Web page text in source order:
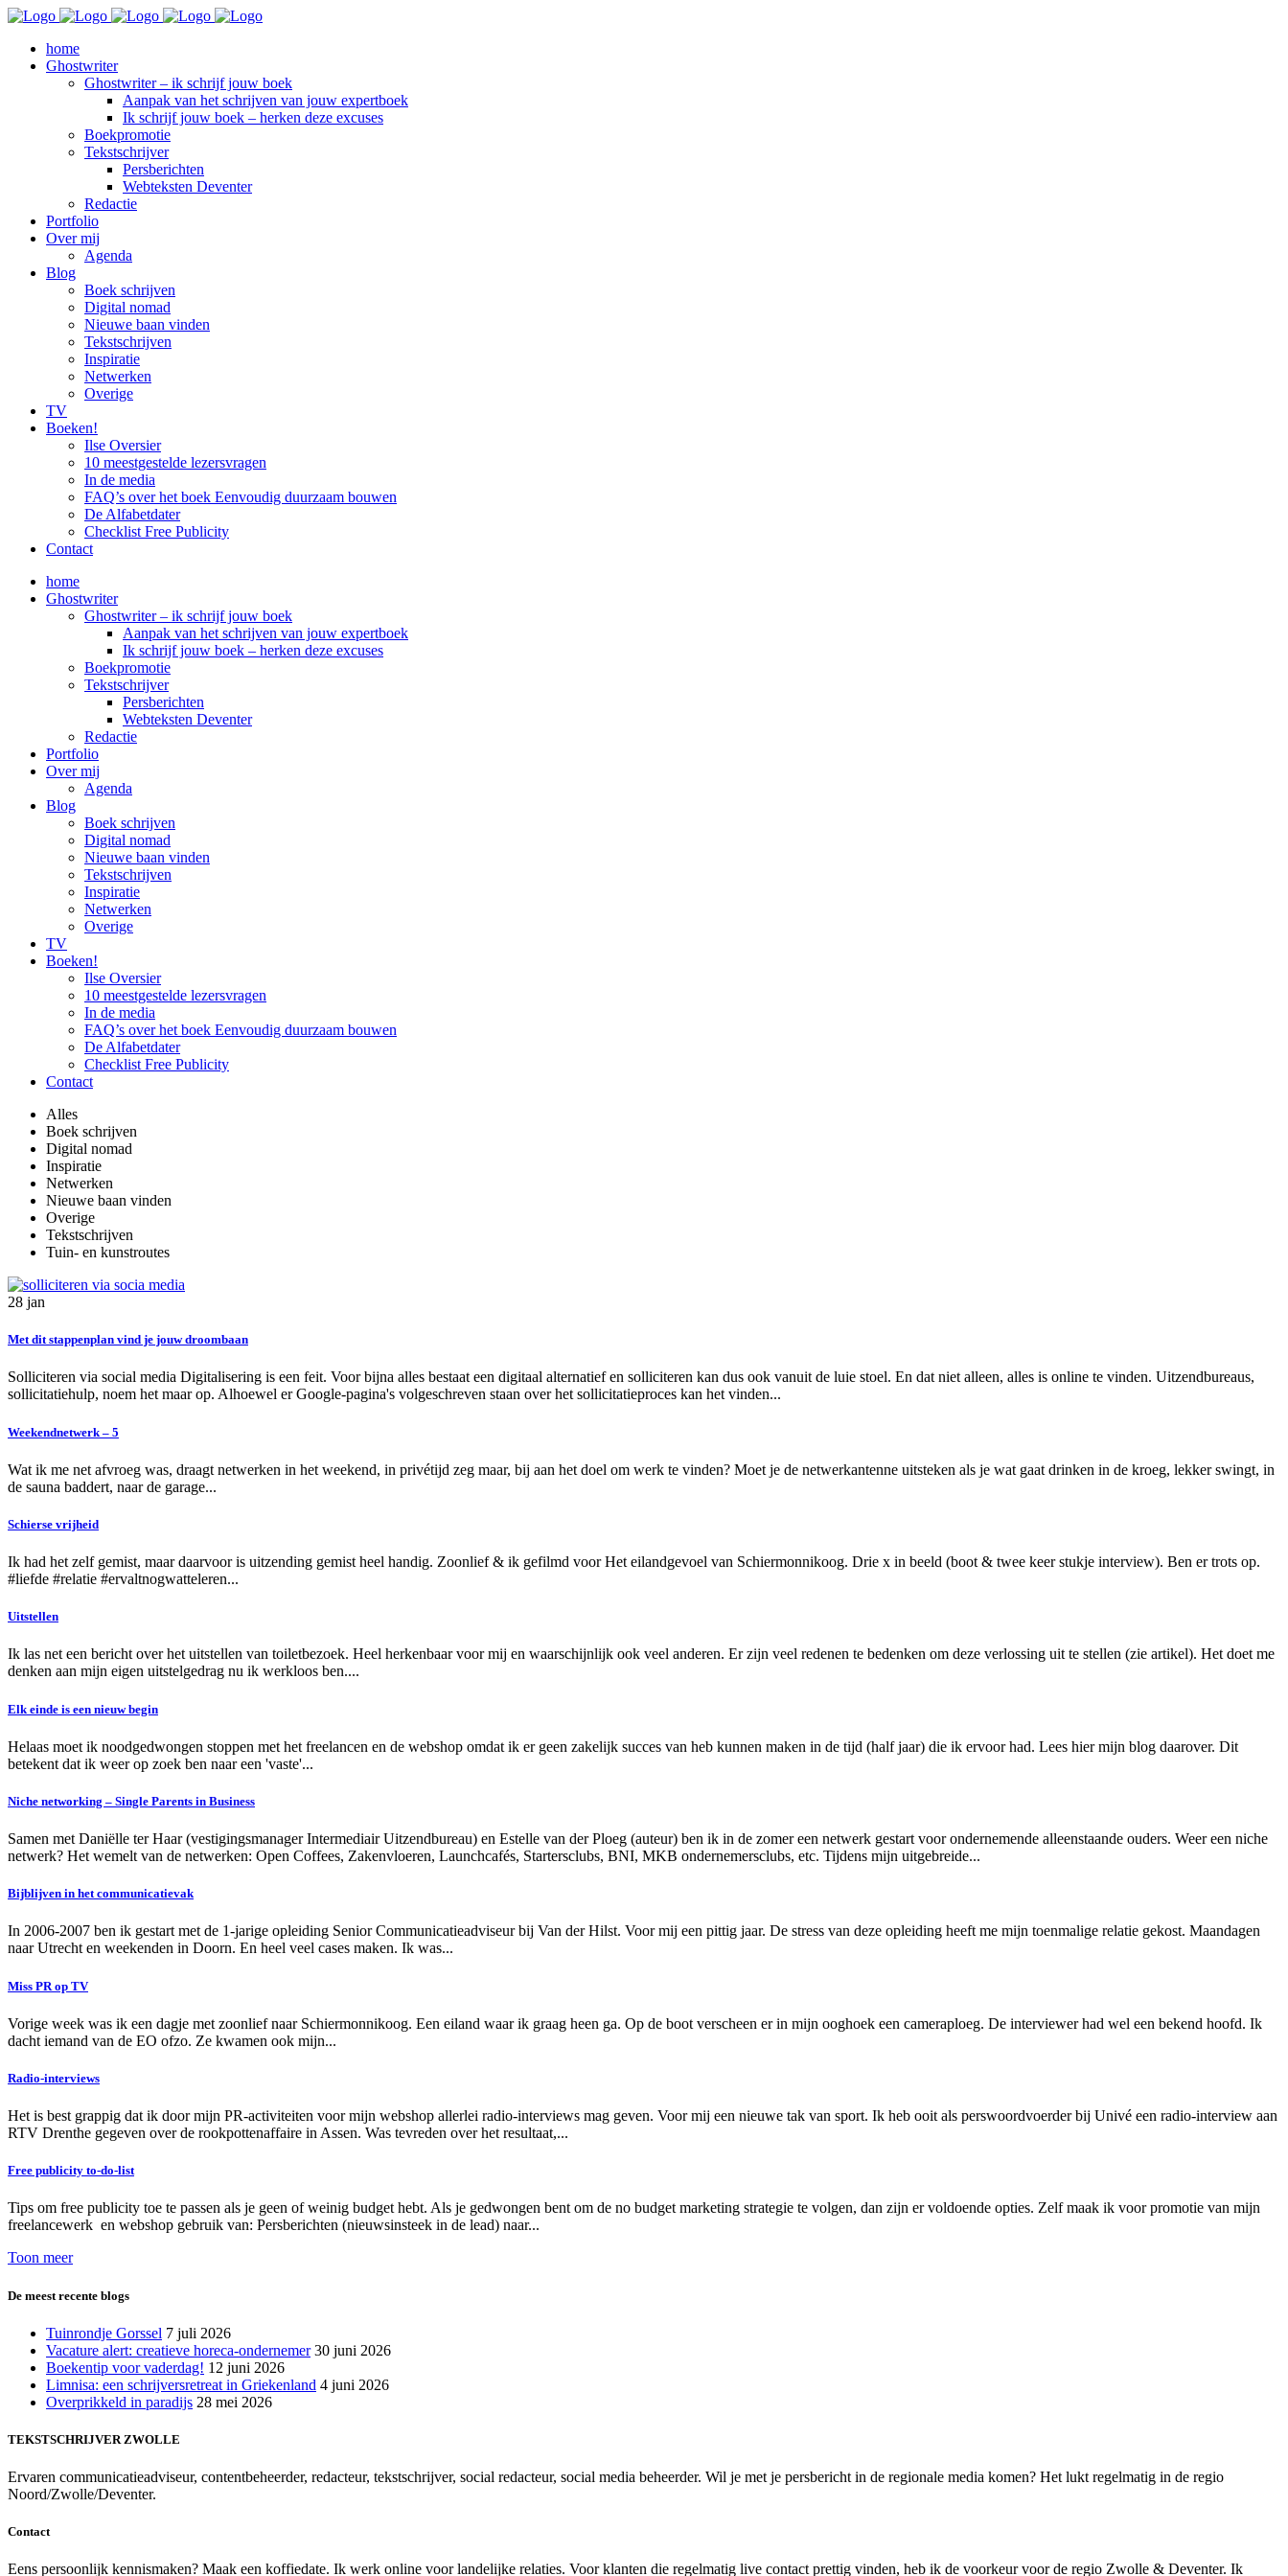
home
Ghostwriter
Ghostwriter – ik schrijf jouw boek
Aanpak van het schrijven van jouw expertboek
Ik schrijf jouw boek – herken deze excuses
Boekpromotie
Tekstschrijver
Persberichten
Webteksten Deventer
Redactie
Portfolio
Over mij
Agenda
Blog
Boek schrijven
Digital nomad
Nieuwe baan vinden
Tekstschrijven
Inspiratie
Netwerken
Overige
TV
Boeken!
Ilse Oversier
10 meestgestelde lezersvragen
In de media
FAQ’s over het boek Eenvoudig duurzaam bouwen
De Alfabetdater
Checklist Free Publicity
Contact
home
Ghostwriter
Ghostwriter – ik schrijf jouw boek
Aanpak van het schrijven van jouw expertboek
Ik schrijf jouw boek – herken deze excuses
Boekpromotie
Tekstschrijver
Persberichten
Webteksten Deventer
Redactie
Portfolio
Over mij
Agenda
Blog
Boek schrijven
Digital nomad
Nieuwe baan vinden
Tekstschrijven
Inspiratie
Netwerken
Overige
TV
Boeken!
Ilse Oversier
10 meestgestelde lezersvragen
In de media
FAQ’s over het boek Eenvoudig duurzaam bouwen
De Alfabetdater
Checklist Free Publicity
Contact
Alles
Boek schrijven
Digital nomad
Inspiratie
Netwerken
Nieuwe baan vinden
Overige
Tekstschrijven
Tuin- en kunstroutes
28 jan
Met dit stappenplan vind je jouw droombaan
Solliciteren via social media Digitalisering is een feit. Voor bijna alles bestaat een digitaal alternatief en solliciteren kan dus ook vanuit de luie stoel. En dat niet alleen, alles is online te vinden. Uitzendbureaus,
sollicitatiehulp, noem het maar op. Alhoewel er Google-pagina's volgeschreven staan over het sollicitatieproces kan het vinden...
Weekendnetwerk – 5
Wat ik me net afvroeg was, draagt netwerken in het weekend, in privétijd zeg maar, bij aan het doel om werk te vinden? Moet je de netwerkantenne uitsteken als je wat gaat drinken in de kroeg, lekker swingt, in
de sauna baddert, naar de garage...
Schierse vrijheid
Ik had het zelf gemist, maar daarvoor is uitzending gemist heel handig. Zoonlief & ik gefilmd voor Het eilandgevoel van Schiermonnikoog. Drie x in beeld (boot & twee keer stukje interview). Ben er trots op.
#liefde #relatie #ervaltnogwatteleren...
Uitstellen
Ik las net een bericht over het uitstellen van toiletbezoek. Heel herkenbaar voor mij en waarschijnlijk ook veel anderen. Er zijn veel redenen te bedenken om deze verlossing uit te stellen (zie artikel). Het doet me
denken aan mijn eigen uitstelgedrag nu ik werkloos ben....
Elk einde is een nieuw begin
Helaas moet ik noodgedwongen stoppen met het freelancen en de webshop omdat ik er geen zakelijk succes van heb kunnen maken in de tijd (half jaar) die ik ervoor had. Lees hier mijn blog daarover. Dit
betekent dat ik weer op zoek ben naar een 'vaste'...
Niche networking – Single Parents in Business
Samen met Daniëlle ter Haar (vestigingsmanager Intermediair Uitzendbureau) en Estelle van der Ploeg (auteur) ben ik in de zomer een netwerk gestart voor ondernemende alleenstaande ouders. Weer een niche
netwerk? Het wemelt van de netwerken: Open Coffees, Zakenvloeren, Launchcafés, Startersclubs, BNI, MKB ondernemersclubs, etc. Tijdens mijn uitgebreide...
Bijblijven in het communicatievak
In 2006-2007 ben ik gestart met de 1-jarige opleiding Senior Communicatieadviseur bij Van der Hilst. Voor mij een pittig jaar. De stress van deze opleiding heeft me mijn toenmalige relatie gekost. Maandagen
naar Utrecht en weekenden in Doorn. En heel veel cases maken. Ik was...
Miss PR op TV
Vorige week was ik een dagje met zoonlief naar Schiermonnikoog. Een eiland waar ik graag heen ga. Op de boot verscheen er in mijn ooghoek een cameraploeg. De interviewer had wel een bekend hoofd. Ik
dacht iemand van de EO ofzo. Ze kwamen ook mijn...
Radio-interviews
Het is best grappig dat ik door mijn PR-activiteiten voor mijn webshop allerlei radio-interviews mag geven. Voor mij een nieuwe tak van sport. Ik heb ooit als perswoordvoerder bij Univé een radio-interview aan
RTV Drenthe gegeven over de rookpottenaffaire in Assen. Was tevreden over het resultaat,...
Free publicity to-do-list
Tips om free publicity toe te passen als je geen of weinig budget hebt. Als je gedwongen bent om de no budget marketing strategie te volgen, dan zijn er voldoende opties. Zelf maak ik voor promotie van mijn
freelancewerk en webshop gebruik van: Persberichten (nieuwsinsteek in de lead) naar...
Toon meer
De meest recente blogs
Tuinrondje Gorssel 7 juli 2026
Vacature alert: creatieve horeca-ondernemer 30 juni 2026
Boekentip voor vaderdag! 12 juni 2026
Limnisa: een schrijversretreat in Griekenland 4 juni 2026
Overprikkeld in paradijs 28 mei 2026
TEKSTSCHRIJVER ZWOLLE
Ervaren communicatieadviseur, contentbeheerder, redacteur, tekstschrijver, social redacteur, social media beheerder. Wil je met je persbericht in de regionale media komen? Het lukt regelmatig in de regio
Noord/Zwolle/Deventer.
Contact
Eens persoonlijk kennismaken? Maak een koffiedate. Ik werk online voor landelijke relaties. Voor klanten die regelmatig live contact prettig vinden, heb ik de voorkeur voor de regio Zwolle & Deventer. Ik